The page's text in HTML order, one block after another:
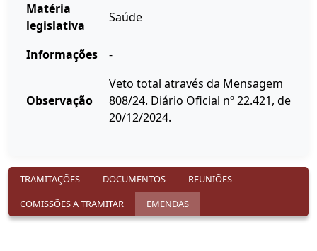
Matéria
legislativa
Saúde
Informações -
Observação
Veto total através da Mensagem
808/24. Diário Oficial nº 22.421, de
20/12/2024.
TRAMITAÇÕES DOCUMENTOS
REUNIÕES
COMISSÕES A TRAMITAR
EMENDAS